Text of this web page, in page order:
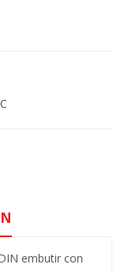
embutir con